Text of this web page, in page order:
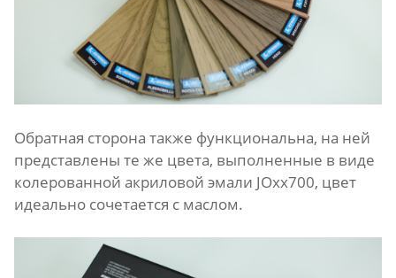
Обратная сторона также функциональна, на ней
представлены те же цвета, выполненные в виде
колерованной акриловой эмали JOxx700, цвет
идеально сочетается с маслом.